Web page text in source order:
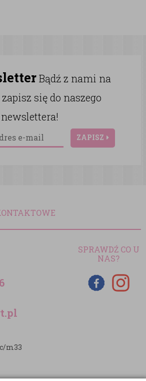
Bądź z nami na
się do naszego
newslettera!
ZAPISZ
m33
SPRAWDŹ CO U
NAS?